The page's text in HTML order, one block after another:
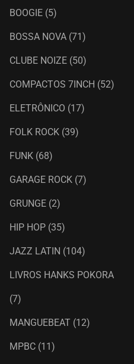
BOOGIE (5)
BOSSA NOVA (71)
CLUBE NOIZE (50)
COMPACTOS 7INCH (52)
ELETRÔNICO (17)
FOLK ROCK (39)
FUNK (68)
GARAGE ROCK (7)
GRUNGE (2)
HIP HOP (35)
JAZZ LATIN (104)
LIVROS HANKS POKORA
(7)
MANGUEBEAT (12)
MPBC (11)